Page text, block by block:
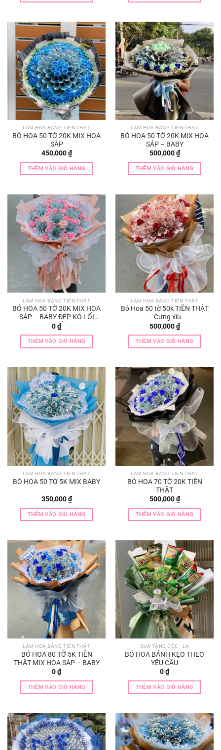
LÀM HOA BẰNG TIỀN THẬT
BÓ HOA 50 TỜ 20K MIX HOA
SÁP
450,000₫
THÊM VÀO GIỎ HÀNG
LÀM HOA BẰNG TIỀN THẬT
BÓ HOA 50 TỜ 20K MIX HOA
SÁP – BABY
500,000₫
THÊM VÀO GIỎ HÀNG
LÀM HOA BẰNG TIỀN THẬT
BÓ HOA 50 TỜ 20K MIX HOA
SÁP – BABY ĐẸP KO LỐI
THOÁT
0₫
THÊM VÀO GIỎ HÀNG
LÀM HOA BẰNG TIỀN THẬT
Bó Hoa 50 tờ 50k TIỀN THẬT
– Cưng xĩu
500,000₫
THÊM VÀO GIỎ HÀNG
LÀM HOA BẰNG TIỀN THẬT
BÓ HOA 50 TỜ 5K MIX BABY
350,000₫
THÊM VÀO GIỎ HÀNG
LÀM HOA BẰNG TIỀN THẬT
BÓ HOA 70 TỜ 20K TIỀN
THẬT
500,000₫
THÊM VÀO GIỎ HÀNG
LÀM HOA BẰNG TIỀN THẬT
BÓ HOA 80 TỜ 5K TIỀN
THẬT MIX HOA SÁP – BABY
0₫
THÊM VÀO GIỎ HÀNG
QUÀ TẶNG ĐỘC - LẠ
BÓ HOA BÁNH KẸO THEO
YÊU CẦU
0₫
THÊM VÀO GIỎ HÀNG